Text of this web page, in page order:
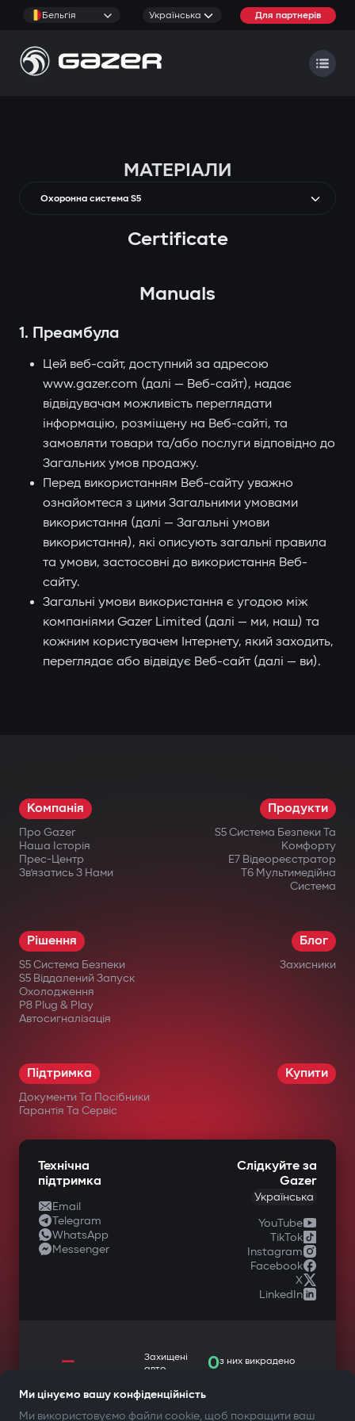
Бельгія Українська Для партнерів
МАТЕРІАЛИ
Охоронна система S5
Certificate
Manuals
1. Преамбула
Цей веб-сайт, доступний за адресою
www.gazer.com (далі — Веб-сайт), надає
відвідувачам можливість переглядати
інформацію, розміщену на Веб-сайті, та
замовляти товари та/або послуги відповідно до
Загальних умов продажу.
Перед використанням Веб-сайту уважно
ознайомтеся з цими Загальними умовами
використання (далі — Загальні умови
використання), які описують загальні правила
та умови, застосовні до використання Веб-
сайту.
Загальні умови використання є угодою між
компаніями Gazer Limited (далі — ми, наш) та
кожним користувачем Інтернету, який заходить,
переглядає або відвідує Веб-сайт (далі — ви).
Компанія
Про Gazer
Наша Історія
Прес-Центр
Зв’язатись З Нами
Продукти
S5 Система Безпеки Та
Комфорту
E7 Відеореєстратор
T6 Мультимедійна
Система
Рішення
S5 Система Безпеки
S5 Віддалений Запуск
Охолодження
P8 Plug & Play
Автосигналізація
Блог
Захисники
Підтримка
Документи Та Посібники
Гарантія Та Сервіс
Купити
Технічна
підтримка
Email
Telegram
WhatsApp
Messenger
Слідкуйте за
Gazer
Українська
YouTube
TikTok
Instagram
Facebook
X
LinkedIn
—
Захищені
авто
0з них викрадено
Ми цінуємо вашу конфіденційність
Ми використовуємо файли cookie, щоб покращити ваш